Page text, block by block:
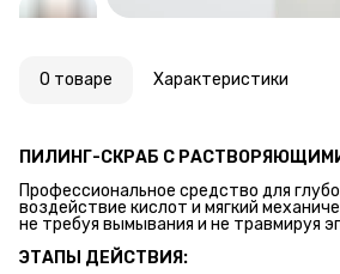
О товаре Характеристики
ПИЛИНГ-СКРАБ С
Профессиональное средство для
воздействие кислот и мягкий
не требуя вымывания и не травмируя
ЭТАПЫ ДЕЙСТВИЯ: